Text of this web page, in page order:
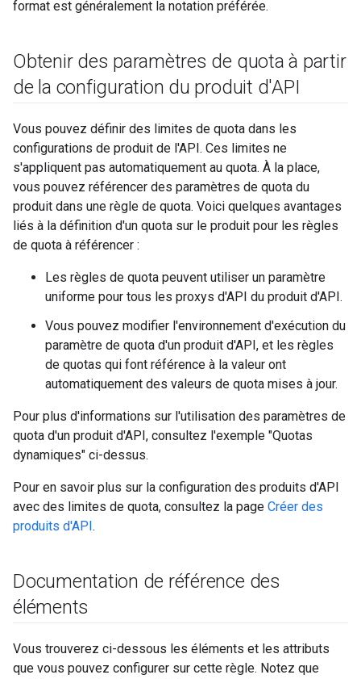
format est généralement la notation préférée.
Obtenir des paramètres de quota à partir
de la configuration du produit d'API
Vous pouvez définir des limites de quota dans les
configurations de produit de l'API. Ces limites ne
s'appliquent pas automatiquement au quota. À la place,
vous pouvez référencer des paramètres de quota du
produit dans une règle de quota. Voici quelques avantages
liés à la définition d'un quota sur le produit pour les règles
de quota à référencer :
Les règles de quota peuvent utiliser un paramètre
uniforme pour tous les proxys d'API du produit d'API.
Vous pouvez modifier l'environnement d'exécution du
paramètre de quota d'un produit d'API, et les règles
de quotas qui font référence à la valeur ont
automatiquement des valeurs de quota mises à jour.
Pour plus d'informations sur l'utilisation des paramètres de
quota d'un produit d'API, consultez l'exemple "Quotas
dynamiques" ci-dessus.
Pour en savoir plus sur la configuration des produits d'API
avec des limites de quota, consultez la page Créer des
produits d'API.
Documentation de référence des
éléments
Vous trouverez ci-dessous les éléments et les attributs
que vous pouvez configurer sur cette règle. Notez que